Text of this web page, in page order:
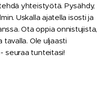
yhteistyötä. Pysähdy,
Uskalla ajatella isosti ja
Ota oppia onnistujista,
Ole uljaasti
seuraa tunteitasi!